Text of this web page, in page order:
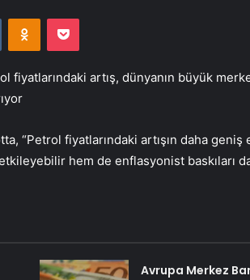
VKontakteOdnoklassniki
Pocket
fiyatlarındaki artış, dünyanın büyük
“Petrol fiyatlarındaki artışın daha
hem de enflasyonist baskıları
Avrupa Merkez